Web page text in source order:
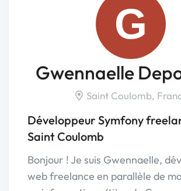
G
Gwennaelle
Saint Coulomb,
Développeur Symfony
Saint Coulomb
Bonjour ! Je suis Gwennaelle,
web freelance en parallèle de